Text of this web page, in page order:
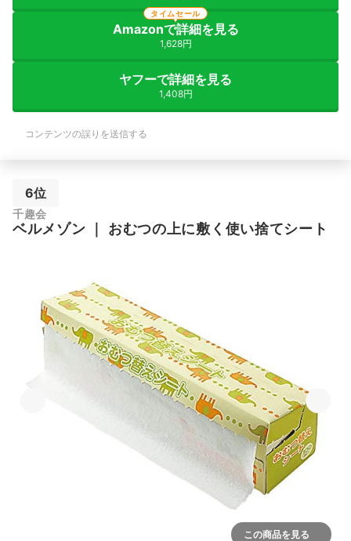
Amazonで詳細を見る
1,628円
タイムセール
ヤフーで詳細を見る
1,408円
コンテンツの誤りを送信する
6位
千趣会
ベルメゾン ｜ おむつの上に敷く使い捨てシート
この商品を見る